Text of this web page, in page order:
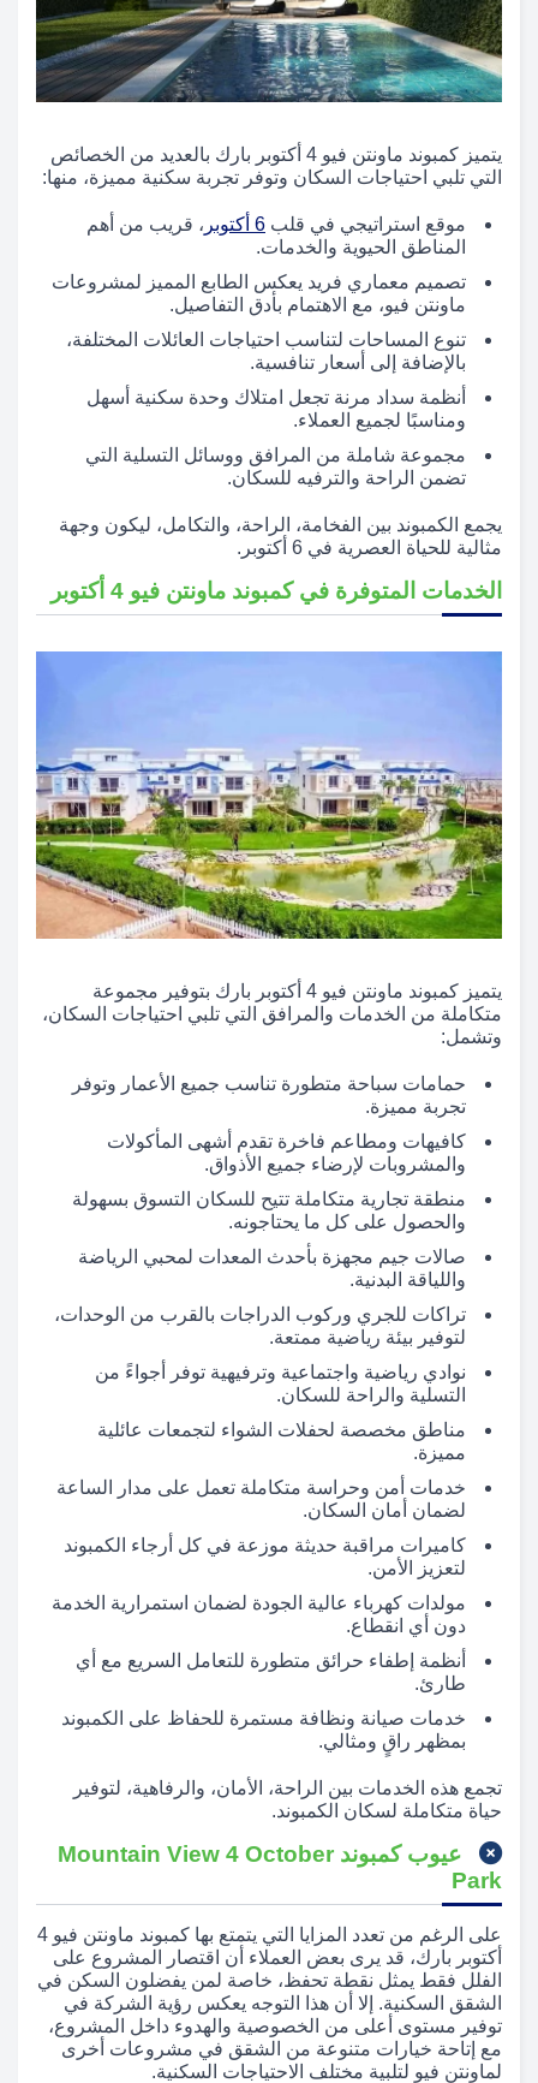
يتميز كمبوند ماونتن فيو 4 أكتوبر بارك بالعديد من الخصائص
التي تلبي احتياجات السكان وتوفر تجربة سكنية مميزة، منها:
موقع استراتيجي في قلب 6 أكتوبر
، قريب من أهم
المناطق الحيوية والخدمات.
تصميم معماري فريد يعكس الطابع المميز لمشروعات
ماونتن فيو، مع الاهتمام بأدق التفاصيل.
تنوع المساحات لتناسب احتياجات العائلات المختلفة،
بالإضافة إلى أسعار تنافسية.
أنظمة سداد مرنة تجعل امتلاك وحدة سكنية أسهل
ومناسبًا لجميع العملاء.
مجموعة شاملة من المرافق ووسائل التسلية التي
تضمن الراحة والترفيه للسكان.
يجمع الكمبوند بين الفخامة، الراحة، والتكامل، ليكون وجهة
مثالية للحياة العصرية في 6 أكتوبر.
الخدمات المتوفرة في كمبوند ماونتن فيو 4 أكتوبر
يتميز كمبوند ماونتن فيو 4 أكتوبر بارك بتوفير مجموعة
متكاملة من الخدمات والمرافق التي تلبي احتياجات السكان،
وتشمل:
حمامات سباحة متطورة تناسب جميع الأعمار وتوفر
تجربة مميزة.
كافيهات ومطاعم فاخرة تقدم أشهى المأكولات
والمشروبات لإرضاء جميع الأذواق.
منطقة تجارية متكاملة تتيح للسكان التسوق بسهولة
والحصول على كل ما يحتاجونه.
صالات جيم مجهزة بأحدث المعدات لمحبي الرياضة
واللياقة البدنية.
تراكات للجري وركوب الدراجات بالقرب من الوحدات،
لتوفير بيئة رياضية ممتعة.
نوادي رياضية واجتماعية وترفيهية توفر أجواءً من
التسلية والراحة للسكان.
مناطق مخصصة لحفلات الشواء لتجمعات عائلية
مميزة.
خدمات أمن وحراسة متكاملة تعمل على مدار الساعة
لضمان أمان السكان.
كاميرات مراقبة حديثة موزعة في كل أرجاء الكمبوند
لتعزيز الأمن.
مولدات كهرباء عالية الجودة لضمان استمرارية الخدمة
دون أي انقطاع.
أنظمة إطفاء حرائق متطورة للتعامل السريع مع أي
طارئ.
خدمات صيانة ونظافة مستمرة للحفاظ على الكمبوند
بمظهر راقٍ ومثالي.
تجمع هذه الخدمات بين الراحة، الأمان، والرفاهية، لتوفير
حياة متكاملة لسكان الكمبوند.
عيوب كمبوند Mountain View 4 October
Park
على الرغم من تعدد المزايا التي يتمتع بها كمبوند ماونتن فيو 4
أكتوبر بارك، قد يرى بعض العملاء أن اقتصار المشروع على
الفلل فقط يمثل نقطة تحفظ، خاصة لمن يفضلون السكن في
الشقق السكنية. إلا أن هذا التوجه يعكس رؤية الشركة في
توفير مستوى أعلى من الخصوصية والهدوء داخل المشروع،
مع إتاحة خيارات متنوعة من الشقق في مشروعات أخرى
لماونتن فيو لتلبية مختلف الاحتياجات السكنية.